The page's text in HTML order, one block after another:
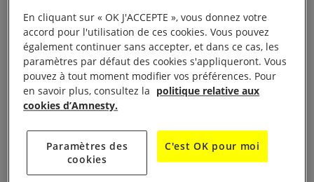
et jusqu’à 300 détenus palestiniens dont les noms
ont été publiés par le ministère israélien de la
Justice. Selon les médias, cette trêve pourrait être
prolongée de 10 jours maximum.
Otages israéliens libérés
En cliquant sur « OK J'ACCEPTE », vous donnez votre
accord pour l'utilisation de ces cookies. Vous pouvez
également continuer sans accepter, et dans ce cas, les
paramètres par défaut des cookies s'appliqueront. Vous
pouvez à tout moment modifier vos préférences. Pour
en savoir plus, consultez la politique relative aux
cookies d’Amnesty.
Paramètres des
cookies
C'est OK pour moi